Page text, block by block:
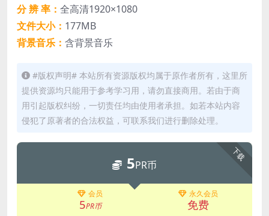
分 辨 率： 全高清1920×1080
文件大小： 177MB
背景音乐： 含背景音乐
#版权声明# 本站所有资源版权均属于原作者所有，这里所
提供资源均只能用于参考学习用，请勿直接商用。若由于商
用引起版权纠纷，一切责任均由使用者承担。如若本站内容
侵犯了原著者的合法权益，可联系我们进行删除处理。
下载
5PR币
会员
5PR币
永久会员
免费